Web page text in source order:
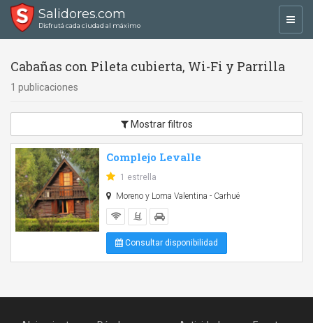
Salidores.com
Disfrutá cada ciudad al máximo
Cabañas con Pileta cubierta, Wi-Fi y Parrilla
1 publicaciones
Mostrar filtros
Complejo Levalle
1 estrella
Moreno y Loma Valentina - Carhué
Consultar disponibilidad